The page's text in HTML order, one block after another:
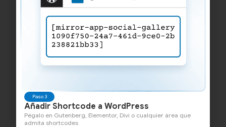
Paso 3
Añadir Shortcode a WordPress
Pégalo en Gutenberg, Elementor, Divi o cualquier área que
admita shortcodes